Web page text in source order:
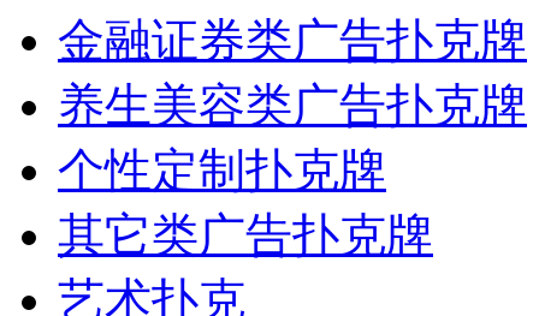
金融证券类广告扑克牌
养生美容类广告扑克牌
个性定制扑克牌
其它类广告扑克牌
艺术扑克